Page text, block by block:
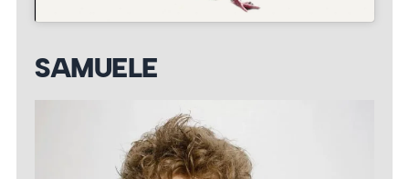
SAMUELE